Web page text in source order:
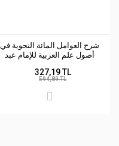
شرح العوامل المائة النحوية في
أصول علم العربية للإمام عبد
327,19 TL
594,89 TL